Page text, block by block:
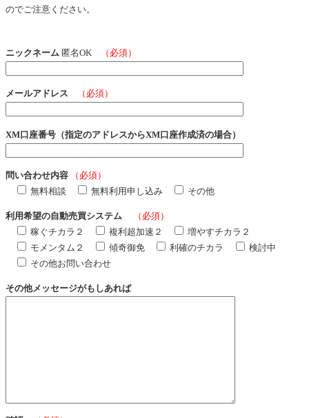
のでご注意ください。
ニックネーム 匿名OK （必須）
メールアドレス （必須）
XM口座番号（指定のアドレスからXM口座作成済の場合）
問い合わせ内容
（必須）
無料相談
無料利用申し込み その他
利用希望の自動売買システム
（必須）
稼ぐチカラ２
複利超加速２
増やすチカラ２
モメンタム２
傾奇御免 利確のチカラ
検討中
その他お問い合わせ
その他メッセージがもしあれば